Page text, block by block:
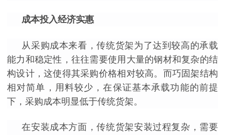
成本投入经济实惠
从采购成本来看，传统货架为了达到较高的承载
能力和稳定性，往往需要使用大量的钢材和复杂的结
构设计，这使得其采购价格相对较高。而巧固架结构
相对简单，用料较少，在保证基本承载功能的前提
下，采购成本明显低于传统货架。
在安装成本方面，传统货架安装过程复杂，需要